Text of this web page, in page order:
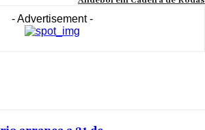
- Advertisement -